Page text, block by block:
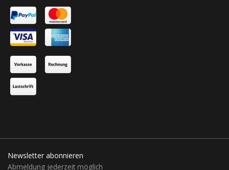
Newsletter abonnieren
Abmeldung jederzeit möglich